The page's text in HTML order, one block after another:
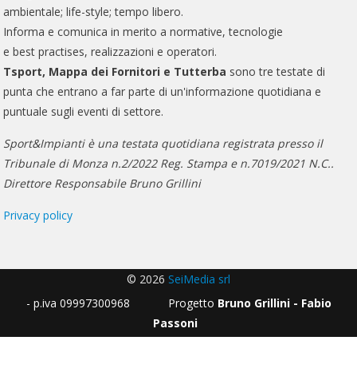
ambientale; life-style; tempo libero.
Informa e comunica in merito a normative, tecnologie
e best practises, realizzazioni e operatori.
Tsport, Mappa dei Fornitori e Tutterba sono tre testate di
punta che entrano a far parte di un'informazione quotidiana e
puntuale sugli eventi di settore.
Sport&Impianti è una testata quotidiana registrata presso il
Tribunale di Monza n.2/2022 Reg. Stampa e n.7019/2021 N.C..
Direttore Responsabile Bruno Grillini
Privacy policy
© 2026 SeiMedia srl
- p.iva 09997300968 Progetto Bruno Grillini - Fabio
Passoni